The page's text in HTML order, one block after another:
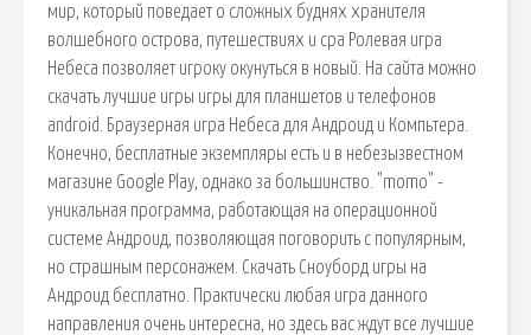
мир, который поведает о сложных буднях хранителя
волшебного острова, путешествиях и сра Ролевая игра
Небеса позволяет игроку окунуться в новый. На сайта можно
скачать лучшие игры игры для планшетов и телефонов
android. Браузерная игра Небеса для Андроид и Компьтера.
Конечно, бесплатные экземпляры есть и в небезызвестном
магазине Google Play, однако за большинство. "momo" -
уникальная программа, работающая на операционной
системе Андроид, позволяющая поговорить с популярным,
но страшным персонажем. Скачать Сноуборд игры на
Андроид бесплатно. Практически любая игра данного
направления очень интересна, но здесь вас ждут все лучшие